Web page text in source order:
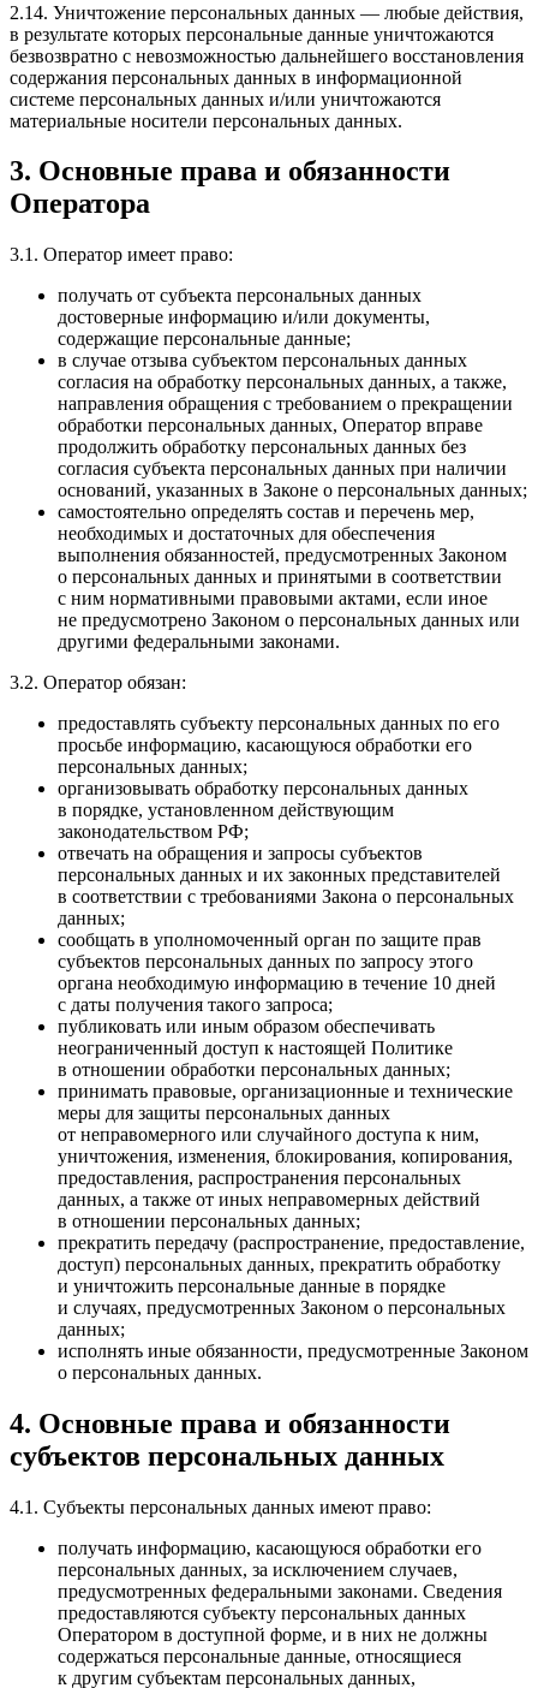
2.14. Уничтожение персональных данных — любые действия,
в результате которых персональные данные уничтожаются
безвозвратно с невозможностью дальнейшего восстановления
содержания персональных данных в информационной
системе персональных данных и/или уничтожаются
материальные носители персональных данных.
3. Основные права и обязанности
Оператора
3.1. Оператор имеет право:
получать от субъекта персональных данных
достоверные информацию и/или документы,
содержащие персональные данные;
в случае отзыва субъектом персональных данных
согласия на обработку персональных данных, а также,
направления обращения с требованием о прекращении
обработки персональных данных, Оператор вправе
продолжить обработку персональных данных без
согласия субъекта персональных данных при наличии
оснований, указанных в Законе о персональных данных;
самостоятельно определять состав и перечень мер,
необходимых и достаточных для обеспечения
выполнения обязанностей, предусмотренных Законом
о персональных данных и принятыми в соответствии
с ним нормативными правовыми актами, если иное
не предусмотрено Законом о персональных данных или
другими федеральными законами.
3.2. Оператор обязан:
предоставлять субъекту персональных данных по его
просьбе информацию, касающуюся обработки его
персональных данных;
организовывать обработку персональных данных
в порядке, установленном действующим
законодательством РФ;
отвечать на обращения и запросы субъектов
персональных данных и их законных представителей
в соответствии с требованиями Закона о персональных
данных;
сообщать в уполномоченный орган по защите прав
субъектов персональных данных по запросу этого
органа необходимую информацию в течение 10 дней
с даты получения такого запроса;
публиковать или иным образом обеспечивать
неограниченный доступ к настоящей Политике
в отношении обработки персональных данных;
принимать правовые, организационные и технические
меры для защиты персональных данных
от неправомерного или случайного доступа к ним,
уничтожения, изменения, блокирования, копирования,
предоставления, распространения персональных
данных, а также от иных неправомерных действий
в отношении персональных данных;
прекратить передачу (распространение, предоставление,
доступ) персональных данных, прекратить обработку
и уничтожить персональные данные в порядке
и случаях, предусмотренных Законом о персональных
данных;
исполнять иные обязанности, предусмотренные Законом
о персональных данных.
4. Основные права и обязанности
субъектов персональных данных
4.1. Субъекты персональных данных имеют право:
получать информацию, касающуюся обработки его
персональных данных, за исключением случаев,
предусмотренных федеральными законами. Сведения
предоставляются субъекту персональных данных
Оператором в доступной форме, и в них не должны
содержаться персональные данные, относящиеся
к другим субъектам персональных данных,